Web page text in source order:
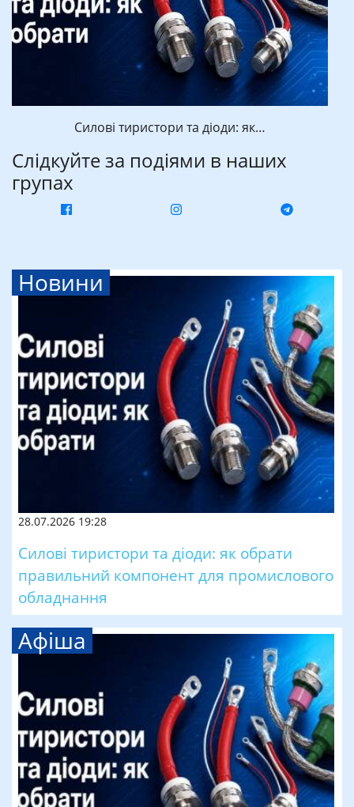
Силові тиристори та діоди: як…
Слідкуйте за подіями в наших
групах
Новини
28.07.2026 19:28
Силові тиристори та діоди: як обрати
правильний компонент для промислового
обладнання
Афіша